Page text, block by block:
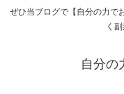
ぜひ当ブログで【自分の力で
く
自分の